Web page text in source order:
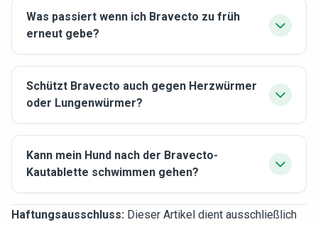
Was passiert wenn ich Bravecto zu früh
erneut gebe?
Schützt Bravecto auch gegen Herzwürmer
oder Lungenwürmer?
Kann mein Hund nach der Bravecto-
Kautablette schwimmen gehen?
Haftungsausschluss: Dieser Artikel dient ausschließlich